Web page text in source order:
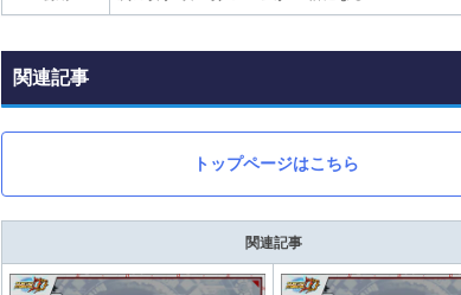
関連記事
トップページはこちら
関連記事